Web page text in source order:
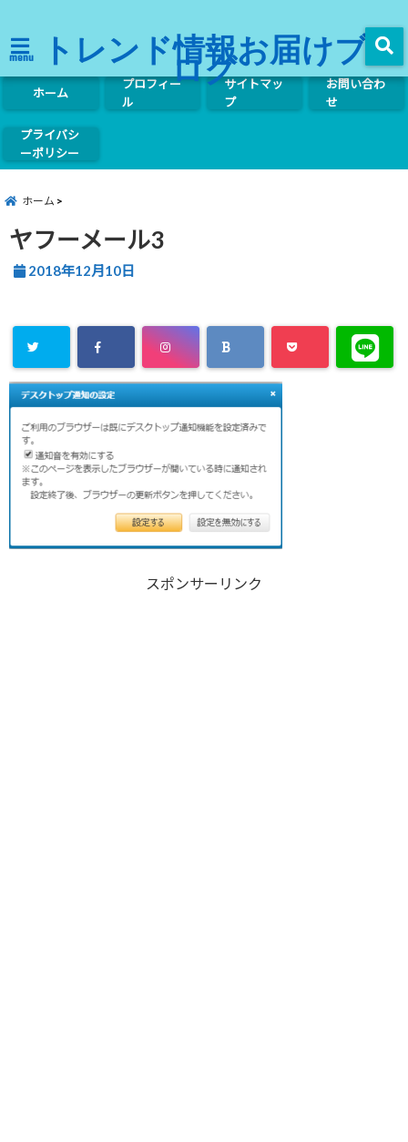
menu トレンド情報お届けブ
ログ
ホーム
プロフィー
ル
サイトマッ
プ
お問い合わ
せ
プライバシ
ーポリシー
ホーム
ヤフーメール3
2018年12月10日
スポンサーリンク